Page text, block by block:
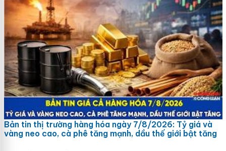
Bản tin thị trường hàng hóa ngày 7/8/2026: Tỷ giá và
vàng neo cao, cà phê tăng mạnh, dầu thế giới bật tăng